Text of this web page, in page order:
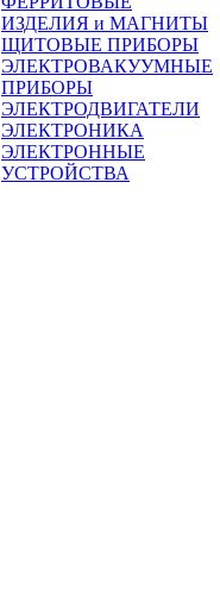
ИЗДЕЛИЯ и МАГНИТЫ
ЩИТОВЫЕ ПРИБОРЫ
ЭЛЕКТРОВАКУУМНЫЕ
ПРИБОРЫ
ЭЛЕКТРОДВИГАТЕЛИ
ЭЛЕКТРОНИКА
ЭЛЕКТРОННЫЕ
УСТРОЙСТВА